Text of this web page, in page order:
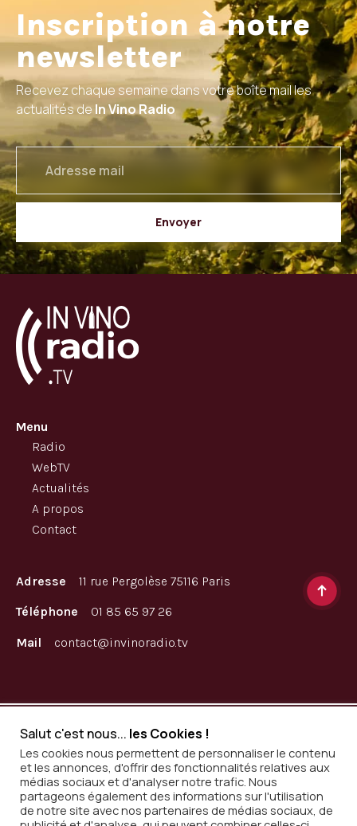
Inscription à notre
newsletter
Recevez chaque semaine dans votre boîte mail les
actualités de In Vino Radio
email
Envoyer
Menu
Radio
WebTV
Actualités
A propos
Contact
Adresse 11 rue Pergolèse 75116 Paris
Téléphone 01 85 65 97 26
Mail contact@invinoradio.tv
L’abus d’alcool est dangereux pour la santé. A consommer
avec modération
Mentions légales
Salut c'est nous... les Cookies !
Les cookies nous permettent de personnaliser le contenu
et les annonces, d'offrir des fonctionnalités relatives aux
médias sociaux et d'analyser notre trafic. Nous
partageons également des informations sur l'utilisation
de notre site avec nos partenaires de médias sociaux, de